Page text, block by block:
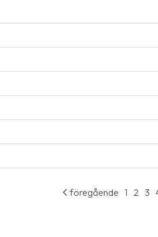
föregående 1 2 3